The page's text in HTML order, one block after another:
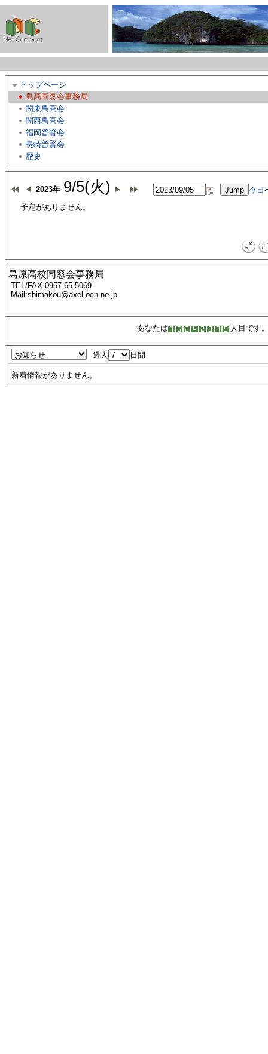
トップページ
島高同窓会事務局
関東島高会
関西島高会
福岡普賢会
長崎普賢会
歴史
2023年 9/5(火)
今日
予定がありません。
島原高校同窓会事務局
TEL/FAX 0957-65-5069
Mail:shimakou@axel.ocn.ne.jp
あなたは 人目です
過去 日間
新着情報がありません。